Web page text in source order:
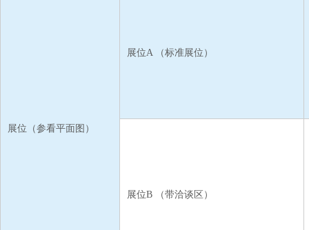
展位（参看平面图 ）
展位A （标准展位）
展位B （带洽谈区）